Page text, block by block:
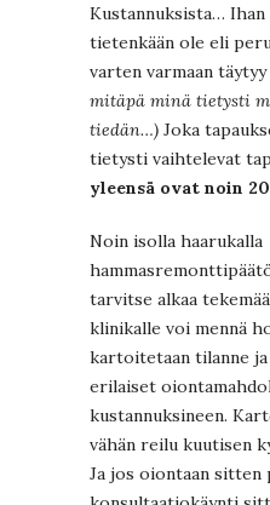
Kustannuksista…
tietenkään ole eli
varten varmaan täytyy
mitäpä minä tietysti
tiedän…) Joka
tietysti vaihtelevat
yleensä ovat noin
Noin isolla haarukalla
tarvitse alkaa
klinikalle voi mennä
kartoitetaan tilanne ja
erilaiset
kustannuksineen.
vähän reilu kuutisen
Ja jos oiontaan sitten